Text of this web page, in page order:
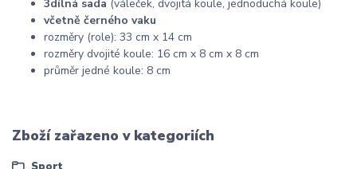
3dílná sada (váleček, dvojitá koule, jednoduchá koule)
včetně černého vaku
rozměry (role): 33 cm x 14 cm
rozměry dvojité koule: 16 cm x 8 cm x 8 cm
průměr jedné koule: 8 cm
Zboží zařazeno v kategoriích